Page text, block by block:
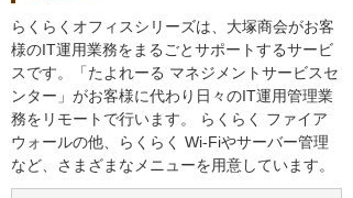
らくらくオフィスシリーズは、大塚商会がお客
様のIT運用業務をまるごとサポートするサービ
スです。「たよれーる マネジメントサービスセ
ンター」がお客様に代わり日々のIT運用管理業
務をリモートで行います。 らくらく ファイア
ウォールの他、らくらく Wi-Fiやサーバー管理
など、さまざまなメニューを用意しています。